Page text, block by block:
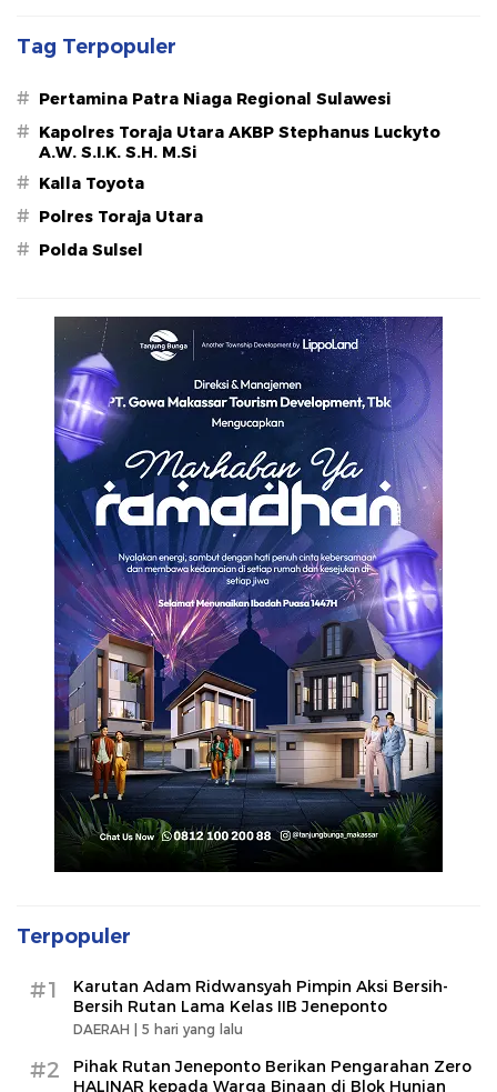
Tag Terpopuler
# Pertamina Patra Niaga Regional Sulawesi
# Kapolres Toraja Utara AKBP Stephanus Luckyto
A.W. S.I.K. S.H. M.Si
# Kalla Toyota
# Polres Toraja Utara
# Polda Sulsel
Terpopuler
#1
Karutan Adam Ridwansyah Pimpin Aksi Bersih-
Bersih Rutan Lama Kelas IIB Jeneponto
DAERAH | 5 hari yang lalu
#2
Pihak Rutan Jeneponto Berikan Pengarahan Zero
HALINAR kepada Warga Binaan di Blok Hunian